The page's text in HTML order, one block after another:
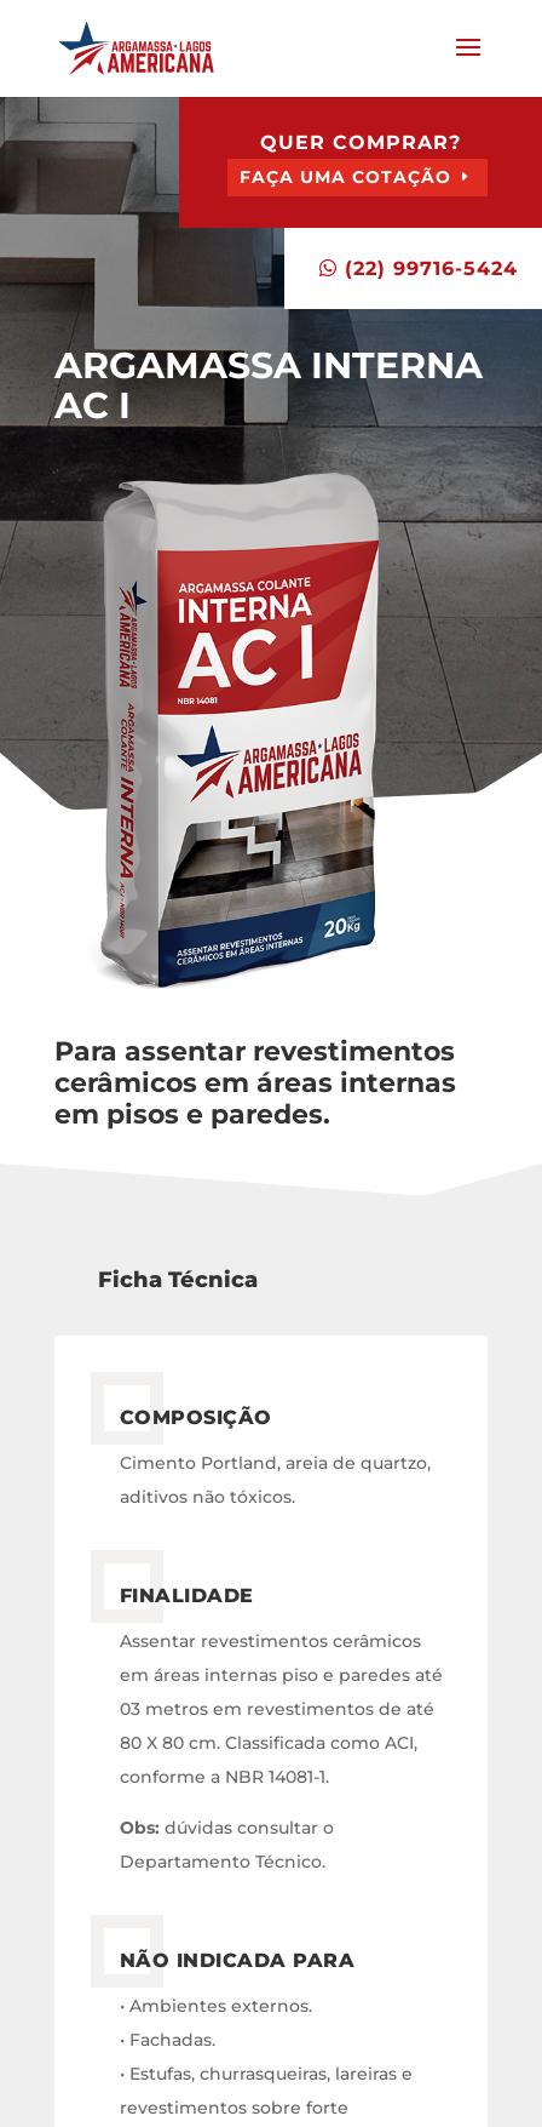
QUER COMPRAR?
FAÇA UMA COTAÇÃO
(22) 99716-5424
ARGAMASSA INTERNA
AC I
Para assentar revestimentos
cerâmicos em áreas internas
em pisos e paredes.
Ficha Técnica
COMPOSIÇÃO
Cimento Portland, areia de quartzo,
aditivos não tóxicos.
FINALIDADE
Assentar revestimentos cerâmicos
em áreas internas piso e paredes até
03 metros em revestimentos de até
80 X 80 cm. Classificada como ACI,
conforme a NBR 14081-1.
Obs: dúvidas consultar o
Departamento Técnico.
NÃO INDICADA PARA
• Ambientes externos.
• Fachadas.
• Estufas, churrasqueiras, lareiras e
revestimentos sobre forte